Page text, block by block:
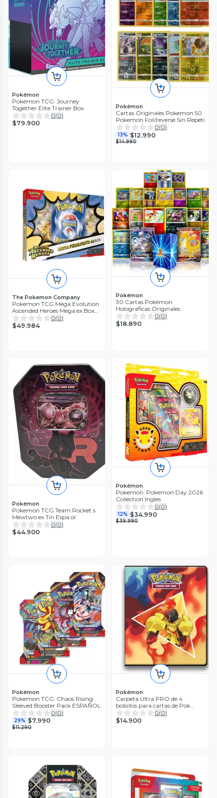
Pokémon
Pokémon TCG: Journey
Together Elite Trainer Box
0(0)
$79.900
Pokémon
Cartas Originales Pokemon 50
Pokemon Foil/reverse Sin Repeti
0(0)
13% $12.990
$14.990
The Pokemon Company
Pokemon TCG Mega Evolution
Ascended Heroes Mega ex Box
Espanol
0(0)
$49.984
Pokémon
30 Cartas Pokémon
Holograficas Originales
0(0)
$18.890
Pokémon
Pokemon TCG Team Rocket s
Mewtwo ex Tin Espa ol
0(0)
$44.900
Pokémon
Pokemon: Pokemon Day 2026
Collection Ingles
0(0)
12% $34.990
$39.990
Pokémon
Pokemon TCG: Chaos Rising
Sleeved Booster Pack ESPAÑOL
0(0)
29% $7.990
$11.290
Pokémon
Carpeta Ultra PRO de 4
bolsillos para cartas de Pok
mon
0(0)
$14.900